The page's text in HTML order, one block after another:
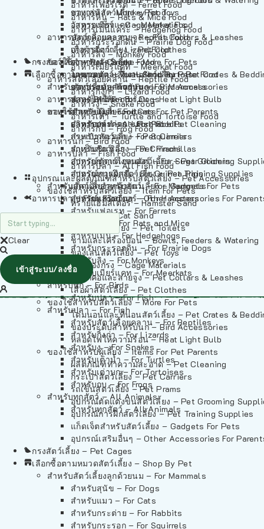
อาหารเฟอร์เร็ต – Ferret Food
อาหารหนู – Rats & Mice Food
อาหารเม่นแคระ – Hedgehog Food
อาหารกระรอกดิน – Prairie Dog Food
อาหารลิง – Monkey Food
อาหารเมียร์แคท – Meerkat Food
อาหารสัตว์เลี้อยคลาน – Reptile Food
อาหารกิ้งก่า – Lizard Food
อาหารงู – Snake Food
อาหารเต่า – Turtle and Tortoise Food
อาหารกบ – Frog Food
อาหารนก – Bird Food
อาหารปลา – Fish Food
อาหารปลา – All Fish Food
อุปกรณและผลิตภัณฑ์สำหรับสัตว์เลี้ยง – Pet Accessories
ของใช้สำหรับสัตว์เลี้ยง – Item For Pets
ทรายแฮมสเตอร์ – Hamster Sand
ทรายแมว – Cat Sand
ห้องน้ำสัตว์เลี้ยง – Pet Toilets
ชามและเครื่องป้อน – Bowls, Feeders & Watering
ของเล่นสัตว์เลี้ยง – Pet Toys
วัสดุรองกรง – Cage Materials
ปลอกคอและสายจูง – Pet Collars & Leashes
เสื้อผ้าสัตว์เลี้ยง – Pet Clothes
ของใช้สำหรับสัตว์เลี้ยง – More For Pets
โดมนอนและที่นอนสัตว์เลี้ยง – Pet Crates &
ของประดับสำหรับนก – Bird Accessories
หลอดไฟให้ความร้อน – Heat Light Bulb
ของใช้สำหรับผู้เลี้ยง – Items For Pet Parents
ผลิตภัณฑ์ทำความสะอาด – Pet Cleaning
กระเป๋าสัตว์เลี้ยง – Pet Carriers
รถเข็นสัตว์เลี้ยง – Pet Prams
อุปกรณ์ตัดแต่งขนสัตว์เลี้ยง – Pet Grooming
อุปกรณ์การฝึกสัตว์เลี้ยง – Pet Training Supplies
แก็ดเจ็ตสำหรับสัตว์เลี้ยง – Gadgets For Pets
อุปกรณ์เสริมอื่นๆ – Other Accessories For
กรงสัตว์เลี้ยง – Pet Cages
เลือกซื้อตามหมวดสัตว์เลี้ยง – Shop By Pet
สำหรับสัตว์เลี้ยงลูกด้วยนม – For Mammals
สำหรับสุนัข – For Dogs
สำหรับแมว – For Cats
สำหรับกระต่าย – For Rabbits
สำหรับกระรอก – For Squirrels
อาหารลิง – Monkey Food
อาหารเมียร์แคท – Meerkat Food
อาหารสัตว์เลี้อยคลาน – Reptile Food
อาหารกิ้งก่า – Lizard Food
อาหารงู – Snake Food
อาหารเต่า – Turtle and Tortoise Food
อาหารกบ – Frog Food
อาหารนก – Bird Food
อาหารปลา – Fish Food
อาหารปลา – All Fish Food
ของเล่นสัตว์เลี้ยง – Pet Toys
วัสดุรองกรง – Cage Materials
ปลอกคอและสายจูง – Pet Collars & Leashes
เสื้อผ้าสัตว์เลี้ยง – Pet Clothes
ของใช้สำหรับสัตว์เลี้ยง – More For Pets
โดมนอนและที่นอนสัตว์เลี้ยง – Pet Crates &
ของประดับสำหรับนก – Bird Accessories
หลอดไฟให้ความร้อน – Heat Light Bulb
ของใช้สำหรับผู้เลี้ยง – Items For Pet Parents
ผลิตภัณฑ์ทำความสะอาด – Pet Cleaning
กระเป๋าสัตว์เลี้ยง – Pet Carriers
รถเข็นสัตว์เลี้ยง – Pet Prams
อุปกรณ์ตัดแต่งขนสัตว์เลี้ยง – Pet Grooming
อุปกรณ์การฝึกสัตว์เลี้ยง – Pet Training Supplies
แก็ดเจ็ตสำหรับสัตว์เลี้ยง – Gadgets For Pets
อุปกรณ์เสริมอื่นๆ – Other Accessories For
กรงสัตว์เลี้ยง – Pet Cages
เลือกซื้อตามหมวดสัตว์เลี้ยง – Shop By Pet
สำหรับสัตว์เลี้ยงลูกด้วยนม – For Mammals
สำหรับสุนัข – For Dogs
สำหรับแมว – For Cats
สำหรับกระต่าย – For Rabbits
สำหรับกระรอก – For Squirrels
สำหรับชินชิล่า – For Chinchillas
สำหรับชูการ์ไกลเดอร์ – For Sugar Gliders
สำหรับหนูแกสบี้ – For Guinea Pigs
สำหรับสัตว์เลี้ยงลูกด้วยนม – For Mammals
สำหรับแฮมสเตอร์ – For Hamsters
สำหรับเฟอเรท – For Ferrets
สำหรับหนู – For Rats and Mice
สำหรับเม่น – For Hedgehogs
สำหรับกระรอกดิน – For Prairie Dogs
สำหรับลิง – For Monkeys
สำหรับเมียร์แคท – For Meerkats
สำหรับนก – For Birds
สำหรับปลา – For Fish
สำหรับปลา – For Fish
สำหรับสัตว์เลื้อยคลาน – For Reptiles
สำหรับกิ้งก่า – For Lizards
สำหรับงู – For Snakes
สำหรับเต่าน้ำ – For Turtles
สำหรับเต่าบก – For Tortoises
สำหรับกบ – For Frogs
สำหรับทุกสัตว์ – All Animals
สำหรับทุกสัตว์ – All Animals
อาหารปลา – Fish Food
Clear
เข้าสู่ระบบ/ลงชื่อ